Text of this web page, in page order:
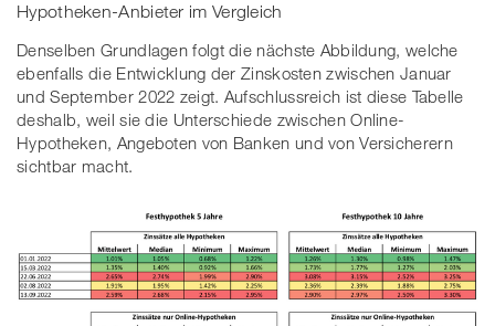
Hypotheken-Anbieter im Vergleich
Denselben Grundlagen folgt die nächste Abbildung, welche
ebenfalls die Entwicklung der Zinskosten zwischen Januar
und September 2022 zeigt. Aufschlussreich ist diese Tabelle
deshalb, weil sie die Unterschiede zwischen Online-
Hypotheken, Angeboten von Banken und von Versicherern
sichtbar macht.